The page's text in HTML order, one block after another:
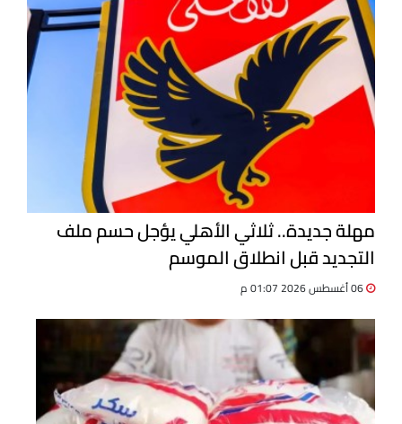
مهلة جديدة.. ثلاثي الأهلي يؤجل حسم ملف
التجديد قبل انطلاق الموسم